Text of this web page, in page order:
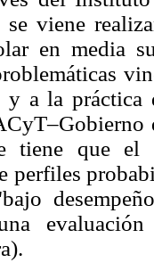
se viene
en media
y a la práctica
tiene que
perfiles